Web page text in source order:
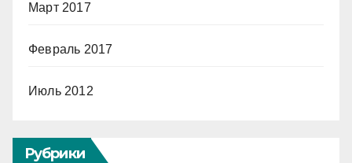
Март 2017
Февраль 2017
Июль 2012
Рубрики